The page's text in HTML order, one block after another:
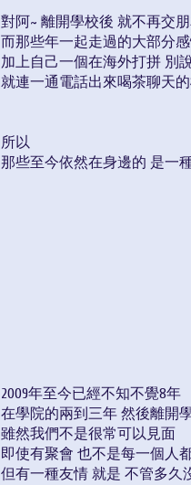
對阿~ 離開學校後 就不再交
而那些年一起走過的大部分
加上自己一個在海外打拼 別
就連一通電話出來喝茶聊天
所以
那些至今依然在身邊的 是一
2009年至今已經不知不覺8年
在學院的兩到三年 然後離開
雖然我們不是很常可以見面
即使有聚會 也不是每一個人
但有一種友情 就是 不管多久